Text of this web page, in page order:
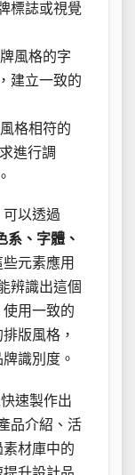
標誌或視覺
風格的字
建立一致的
格相符的
進行調
以透過
系、字體、
元素應用
辨識出這個
用一致的
版風格，
識別度。
速製作出
品介紹、活
材庫中的